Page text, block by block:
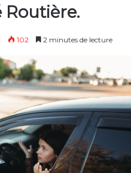
Routière.
102 2 minutes de lecture